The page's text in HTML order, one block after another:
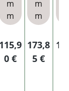
Preis:
n und
Glasa
schen
bech
er
m
m
Regulärer Preis:
115,9
0 €
m
m
173,8
5 €